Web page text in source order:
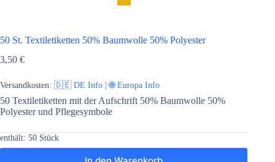
50 St. Textiletiketten 50% Baumwolle 50% Polyester
3,50 €
Versandkosten: 🇩🇪 DE Info | 🌐 Europa Info
50 Textiletiketten mit der Aufschrift 50% Baumwolle 50%
Polyester und Pflegesymbole
enthält: 50 Stück